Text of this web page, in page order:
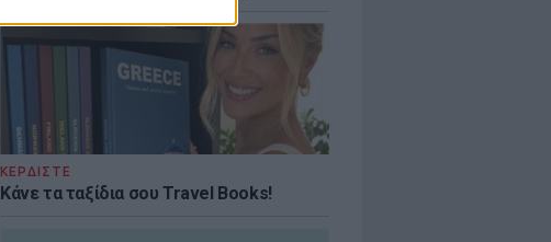
ΚΕΡΔΙΣΤΕ
Κάνε τα ταξίδια σου Travel Books!